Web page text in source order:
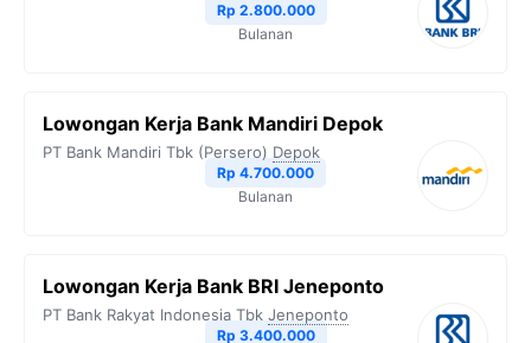
Rp 2.800.000
Bulanan
Lowongan Kerja Bank Mandiri Depok
PT Bank Mandiri Tbk (Persero) Depok
Rp 4.700.000
Bulanan
Lowongan Kerja Bank BRI Jeneponto
PT Bank Rakyat Indonesia Tbk Jeneponto
Rp 3.400.000